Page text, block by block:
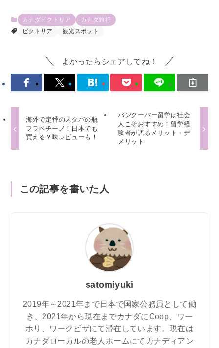
カナダビクトリア
カナダ旅行
ビクトリア
観光スポット
よかったらシェアしてね！
海外で定番のスタバの瓶
フラペチーノ！日本でも
買える？味レビューも！
バンクーバー留学は社会
人こそおすすめ！留学経
験者が語るメリット・デ
メリット
この記事を書いた人
satomiyuki
2019年～2021年まで日本で国家公務員として働
き、2021年から現在までカナダにCoop、ワー
ホリ、ワークビザにて滞在しています。現在は
カナダローカルの老人ホームにてカナディアン